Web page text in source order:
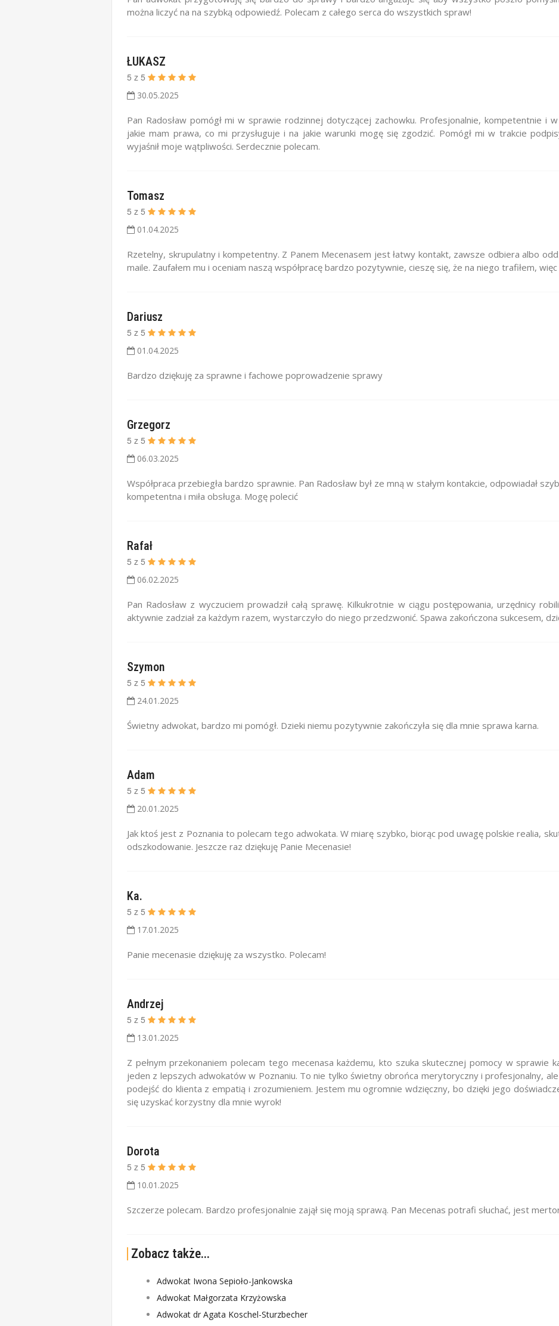
można liczyć na na szybką odpowiedź. Polecam z całego serca do wszystkich spraw!
ŁUKASZ
5 z 5
30.05.2025
Pan Radosław pomógł mi w sprawie rodzinnej dotyczącej zachowku. Profesjonalnie, kompetentnie i
jakie mam prawa, co mi przysługuje i na jakie warunki mogę się zgodzić. Pomógł mi w trakcie
wyjaśnił moje wątpliwości. Serdecznie polecam.
Tomasz
5 z 5
01.04.2025
Rzetelny, skrupulatny i kompetentny. Z Panem Mecenasem jest łatwy kontakt, zawsze odbiera albo
maile. Zaufałem mu i oceniam naszą współpracę bardzo pozytywnie, cieszę się, że na niego trafiłem,
Dariusz
5 z 5
01.04.2025
Bardzo dziękuję za sprawne i fachowe poprowadzenie sprawy
Grzegorz
5 z 5
06.03.2025
Współpraca przebiegła bardzo sprawnie. Pan Radosław był ze mną w stałym kontakcie, odpowiadał
kompetentna i miła obsługa. Mogę polecić
Rafał
5 z 5
06.02.2025
Pan Radosław z wyczuciem prowadził całą sprawę. Kilkukrotnie w ciągu postępowania, urzędnicy
aktywnie zadział za każdym razem, wystarczyło do niego przedzwonić. Spawa zakończona sukcesem,
Szymon
5 z 5
24.01.2025
Świetny adwokat, bardzo mi pomógł. Dzieki niemu pozytywnie zakończyła się dla mnie sprawa karna.
Adam
5 z 5
20.01.2025
Jak ktoś jest z Poznania to polecam tego adwokata. W miarę szybko, biorąc pod uwagę polskie realia,
odszkodowanie. Jeszcze raz dziękuję Panie Mecenasie!
Ka.
5 z 5
17.01.2025
Panie mecenasie dziękuję za wszystko. Polecam!
Andrzej
5 z 5
13.01.2025
Z pełnym przekonaniem polecam tego mecenasa każdemu, kto szuka skutecznej pomocy w sprawie
jeden z lepszych adwokatów w Poznaniu. To nie tylko świetny obrońca merytoryczny i profesjonalny,
podejść do klienta z empatią i zrozumieniem. Jestem mu ogromnie wdzięczny, bo dzięki jego
się uzyskać korzystny dla mnie wyrok!
Dorota
5 z 5
10.01.2025
Szczerze polecam. Bardzo profesjonalnie zajął się moją sprawą. Pan Mecenas potrafi słuchać, jest
Zobacz także...
Adwokat Iwona Sepioło-Jankowska
Adwokat Małgorzata Krzyżowska
Adwokat dr Agata Koschel-Sturzbecher